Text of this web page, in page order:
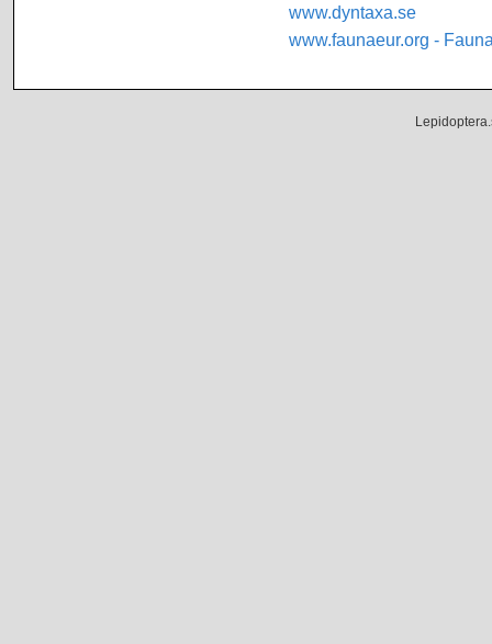
www.dyntaxa.se
www.faunaeur.org -